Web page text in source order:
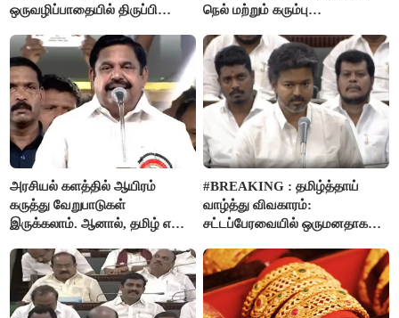
ஒருவழிப்பாதையில் திருப்பி
தான்..!
நெல் மற்றும் கரும்பு
ஊக்கத்தொகையை உயர்த்த
முடிவு - முதலமைச்சர் விஜய்
அறிவிப்பு..!
அரசியல் களத்தில் ஆயிரம்
கருத்து வேறுபாடுகள்
இருக்கலாம். ஆனால், தமிழ் என்று
தமிழர்கள் - எடப்பாடி பழனிசாமி..!
#BREAKING : தமிழ்த்தாய்
வாழ்த்து விவகாரம்:
சட்டப்பேரவையில் ஒருமனதாக